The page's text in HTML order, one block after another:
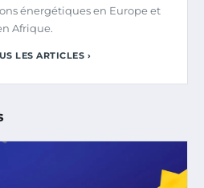
énergétiques en Europe et
Afrique.
LES ARTICLES ›